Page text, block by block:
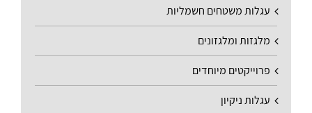
עגלות משטחים חשמליות
מלגזות ומלגזונים
פרוייקטים מיוחדים
עגלות ניקיון